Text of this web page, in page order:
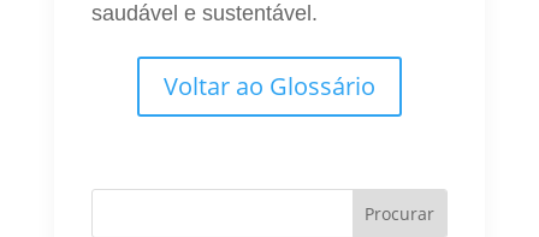
saudável e sustentável.
Voltar ao Glossário